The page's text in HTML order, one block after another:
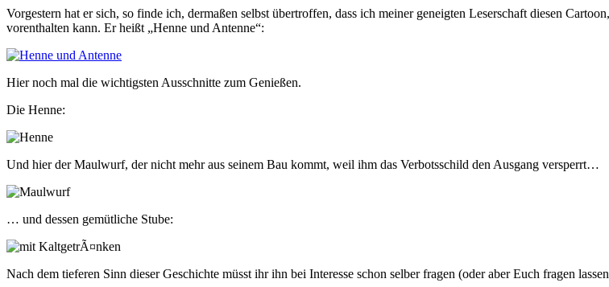
Vorgestern hat er sich, so finde ich, dermaßen selbst übertroffen, dass ich meiner geneigten Leserschaft diesen
vorenthalten kann. Er heißt „Henne und Antenne“:
Hier noch mal die wichtigsten Ausschnitte zum Genießen.
Die Henne:
Und hier der Maulwurf, der nicht mehr aus seinem Bau kommt, weil ihm das Verbotsschild den Ausgang versperrt…
… und dessen gemütliche Stube:
Nach dem tieferen Sinn dieser Geschichte müsst ihr ihn bei Interesse schon selber fragen (oder aber Euch fragen